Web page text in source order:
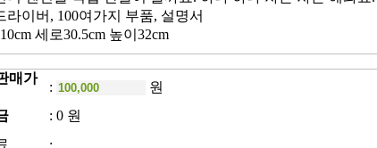
라이버, 100여가지 부품, 설명서
세로30.5cm 높이32cm
매가
:
원
: 0 원
: